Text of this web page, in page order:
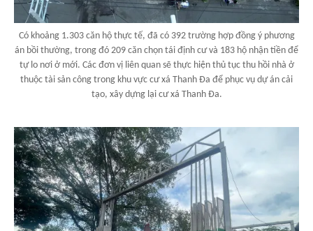
Có khoảng 1.303 căn hộ thực tế, đã có 392 trường hợp đồng ý phương
án bồi thường, trong đó 209 căn chọn tái định cư và 183 hộ nhận tiền để
tự lo nơi ở mới. Các đơn vị liên quan sẽ thực hiện thủ tục thu hồi nhà ở
thuộc tài sản công trong khu vực cư xá Thanh Đa để phục vụ dự án cải
tạo, xây dựng lại cư xá Thanh Đa.